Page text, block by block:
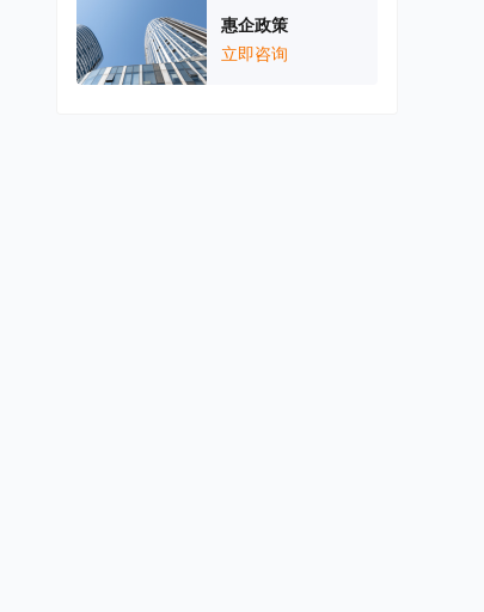
惠企政策
立即咨询